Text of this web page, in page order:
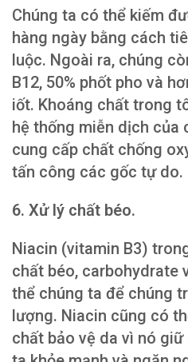
Chúng ta có thể kiếm
hàng ngày bằng cách
luộc. Ngoài ra, chúng
B12, 50% phốt pho và
iốt. Khoáng chất trong
hệ thống miễn dịch của
cung cấp chất chống
tấn công các gốc tự do.
6. Xử lý chất béo.
Niacin (vitamin B3)
chất béo, carbohydrate
thể chúng ta để chúng
lượng. Niacin cũng có
chất bảo vệ da vì nó